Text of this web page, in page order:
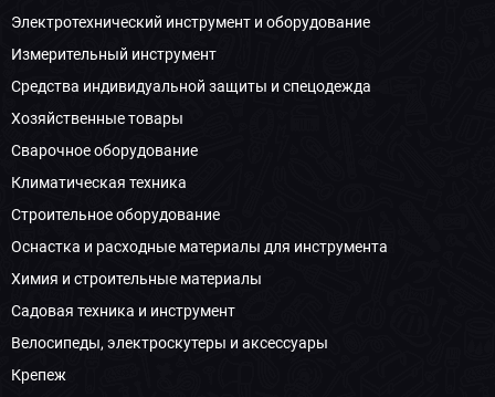
Электротехнический инструмент и оборудование
Измерительный инструмент
Средства индивидуальной защиты и спецодежда
Хозяйственные товары
Сварочное оборудование
Климатическая техника
Строительное оборудование
Оснастка и расходные материалы для инструмента
Химия и строительные материалы
Садовая техника и инструмент
Велосипеды, электроскутеры и аксессуары
Крепеж